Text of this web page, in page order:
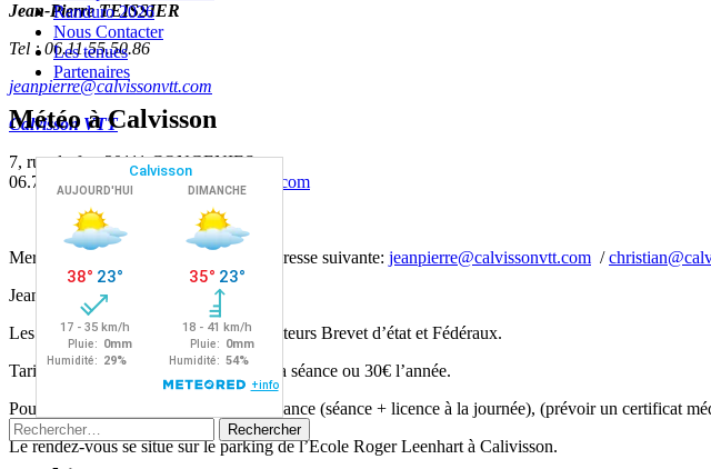
Randuro 2026
Nous Contacter
Les tenues
Partenaires
Météo à Calvisson
Rechercher :
Jean-Pierre TEISSIER
Tel :06.11.55.50.86
jeanpierre@calvissonvtt.com
Calvisson VTT
7, rue du fort 30111 CONGENIES
06.71.53.92.20 —infos@calvissonvtt.com
Merci de vous inscrire à l’avance à l’adresse suivante: jeanpierre@calvissonvtt.com /
Jean-Pierre : 06.11.55.50.86
Les séances sont encadré par des moniteurs Brevet d’état et Fédéraux.
Tarifs pour les licenciés du club : 10€ la séance ou 30€ l’année.
Pour les non licenciés au club 20€ la séance (séance + licence à la journée), (prévoir un certificat
Le rendez-vous se situe sur le parking de l’Ecole Roger Leenhart à Calivisson.